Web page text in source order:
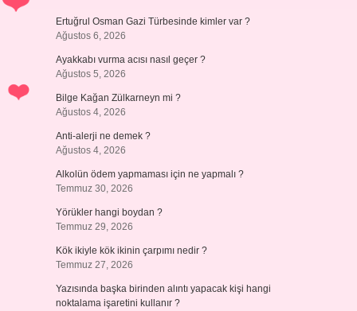
Ertuğrul Osman Gazi Türbesinde kimler var ?
Ağustos 6, 2026
Ayakkabı vurma acısı nasıl geçer ?
Ağustos 5, 2026
Bilge Kağan Zülkarneyn mi ?
Ağustos 4, 2026
Anti-alerji ne demek ?
Ağustos 4, 2026
Alkolün ödem yapmaması için ne yapmalı ?
Temmuz 30, 2026
Yörükler hangi boydan ?
Temmuz 29, 2026
Kök ikiyle kök ikinin çarpımı nedir ?
Temmuz 27, 2026
Yazısında başka birinden alıntı yapacak kişi hangi
noktalama işaretini kullanır ?